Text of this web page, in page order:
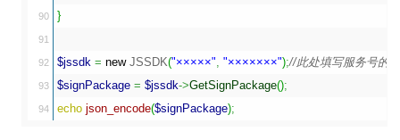
90
91
92
93
}
$jssdk = new JSSDK("×××××" "×××××××");//此处填写服务号的
$signPackage = $jssdk->GetSignPackage();
echo json_encode($signPackage);